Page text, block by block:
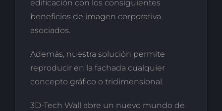
edificación con los consiguientes
beneficios de imagen corporativa
asociados.
Además, nuestra solución permite
reproducir en la fachada cualquier
concepto gráfico o tridimensional.
3D-Tech Wall abre un nuevo mundo de